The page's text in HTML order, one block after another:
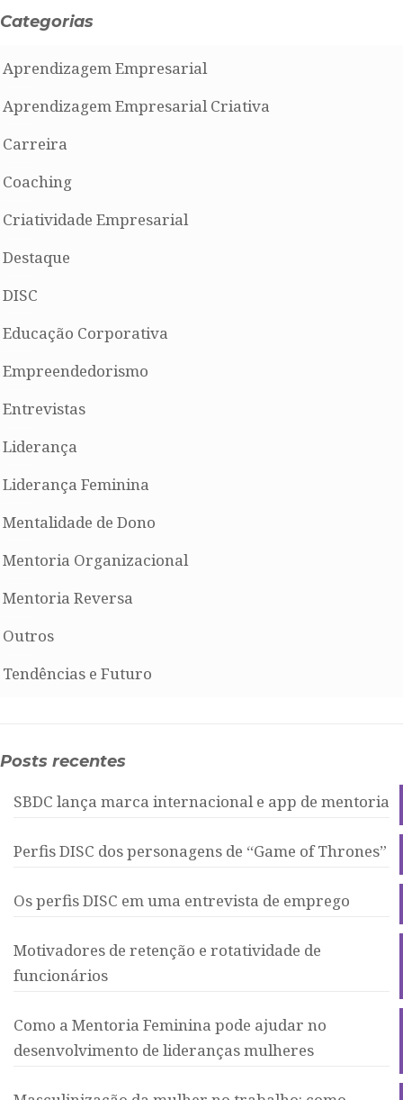
Categorias
Aprendizagem Empresarial
Aprendizagem Empresarial Criativa
Carreira
Coaching
Criatividade Empresarial
Destaque
DISC
Educação Corporativa
Empreendedorismo
Entrevistas
Liderança
Liderança Feminina
Mentalidade de Dono
Mentoria Organizacional
Mentoria Reversa
Outros
Tendências e Futuro
Posts recentes
SBDC lança marca internacional e app de mentoria
Perfis DISC dos personagens de “Game of Thrones”
Os perfis DISC em uma entrevista de emprego
Motivadores de retenção e rotatividade de
funcionários
Como a Mentoria Feminina pode ajudar no
desenvolvimento de lideranças mulheres